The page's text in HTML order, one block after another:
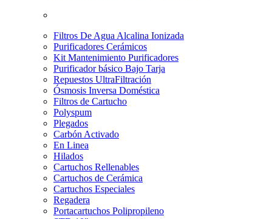
Filtros De Agua Alcalina Ionizada
Purificadores Cerámicos
Kit Mantenimiento Purificadores
Purificador básico Bajo Tarja
Repuestos UltraFiltración
Ósmosis Inversa Doméstica
Filtros de Cartucho
Polyspum
Plegados
Carbón Activado
En Linea
Hilados
Cartuchos Rellenables
Cartuchos de Cerámica
Cartuchos Especiales
Regadera
Portacartuchos Polipropileno